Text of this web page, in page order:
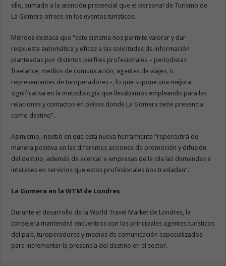
ello, sumado a la atención presencial que el personal de Turismo de
La Gomera ofrece en los eventos turísticos.
Méndez destaca que “este sistema nos permite valorar y dar
respuesta automática y eficaz a las solicitudes de información
planteadas por distintos perfiles profesionales – periodistas
freelance, medios de comunicación, agentes de viajes, o
representantes de turoperadores -, lo que supone una mejora
significativa en la metodología que llevábamos empleando para las
relaciones y contactos en países donde La Gomera tiene presencia
como destino”.
Asimismo, insistió en que esta nueva herramienta “repercutirá de
manera positiva en las diferentes acciones de promoción y difusión
del destino, además de acercar a empresas de la isla las demandas e
intereses en servicios que estos profesionales nos trasladan”.
La Gomera en la WTM de Londres
Durante el desarrollo de la World Travel Market de Londres, la
consejera mantendrá encuentros con los principales agentes turísticos
del país, turoperadores y medios de comunicación especializados
para incrementar la presencia del destino en el sector.